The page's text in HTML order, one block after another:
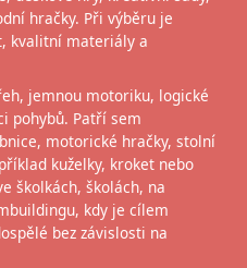
hračky. Při výběru je
kvalitní materiály a
jemnou motoriku, logické
pohybů. Patří sem
motorické hračky, stolní
kuželky, kroket nebo
školkách, školách, na
kdy je cílem
bez závislosti na